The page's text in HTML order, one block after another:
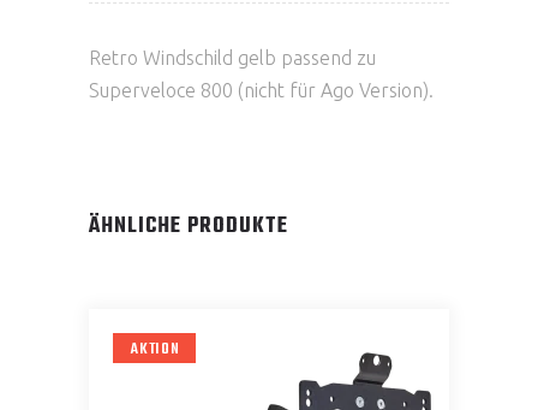
Retro Windschild gelb passend zu
Superveloce 800 (nicht für Ago Version).
ÄHNLICHE PRODUKTE
AKTION